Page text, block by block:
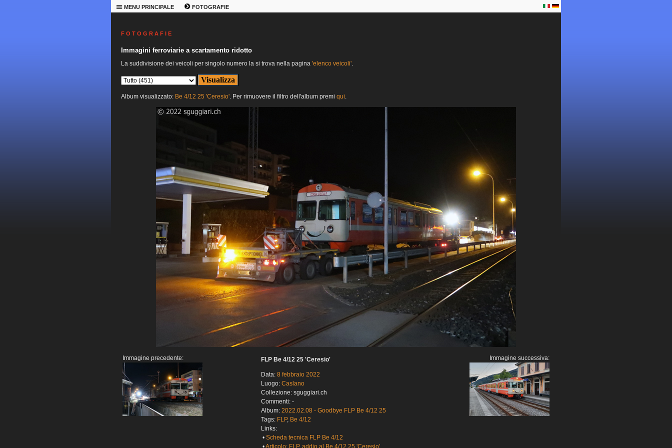
MENU PRINCIPALE FOTOGRAFIE
F O T O G R A F I E
Immagini ferroviarie a scartamento ridotto
La suddivisione dei veicoli per singolo numero la si trova nella pagina 'elenco veicoli'.
Album visualizzato: Be 4/12 25 'Ceresio'. Per rimuovere il filtro dell'album premi qui.
Immagine precedente: FLP Be 4/12 25 'Ceresio'
Data: 8 febbraio 2022
Luogo: Caslano
Collezione: sguggiari.ch
Commenti: -
Album: 2022.02.08 - Goodbye FLP Be 4/12 25
Tags: FLP, Be 4/12
Links:
• Scheda tecnica FLP Be 4/12
Immagine successiva: